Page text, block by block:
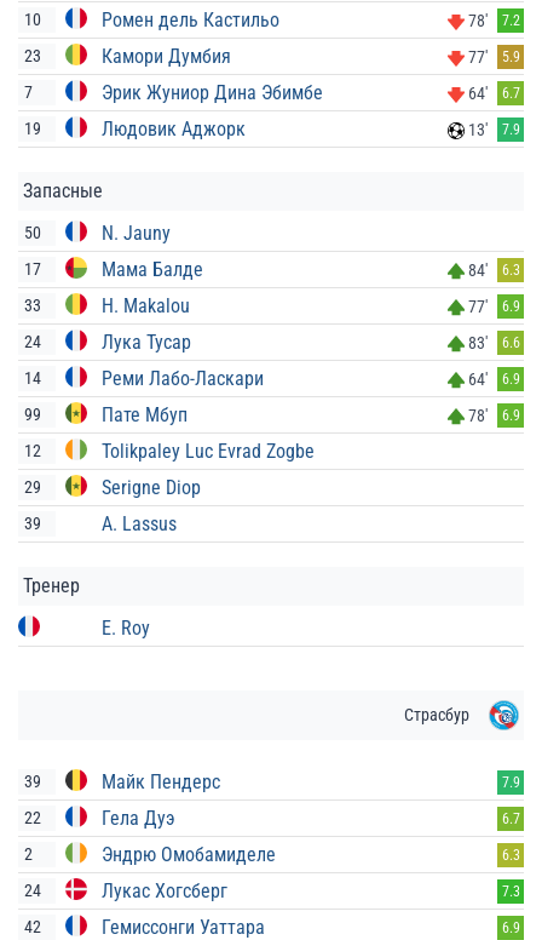
10 Ромен дель Кастильо 78' 7.2
23 Камори Думбия 77' 5.9
7 Эрик Жуниор Дина Эбимбе 64' 6.7
19 Людовик Аджорк 13' 7.9
Запасные
50 N. Jauny
17 Мама Балде 84' 6.3
33 H. Makalou 77' 6.9
24 Лука Тусар 83' 6.6
14 Реми Лабо-Ласкари 64' 6.9
99 Пате Мбуп 78' 6.9
12 Tolikpaley Luc Evrad Zogbe
29 Serigne Diop
39 A. Lassus
Тренер
E. Roy
Страсбур
39 Майк Пендерс 7.9
22 Гела Дуэ 6.7
2 Эндрю Омобамиделе 6.3
24 Лукас Хогсберг 7.3
42 Гемиссонги Уаттара 6.9